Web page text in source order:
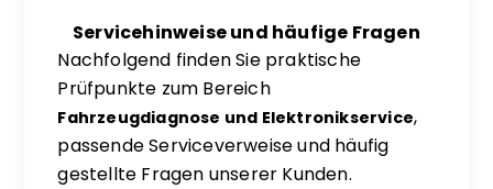
Servicehinweise und häufige Fragen
Nachfolgend finden Sie praktische
Prüfpunkte zum Bereich
Fahrzeugdiagnose und Elektronikservice,
passende Serviceverweise und häufig
gestellte Fragen unserer Kunden.